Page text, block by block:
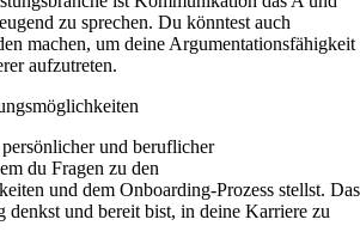
zu sprechen. Du könntest auch
machen, um deine Argumentationsfähigkeit
aufzutreten.
und beruflicher
du Fragen zu den
und dem Onboarding-Prozess stellst. Das
denkst und bereit bist, in deine Karriere zu